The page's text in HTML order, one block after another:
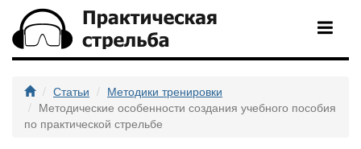
Статьи
Методики тренировки
Методические особенности создания учебного пособия
по практической стрельбе